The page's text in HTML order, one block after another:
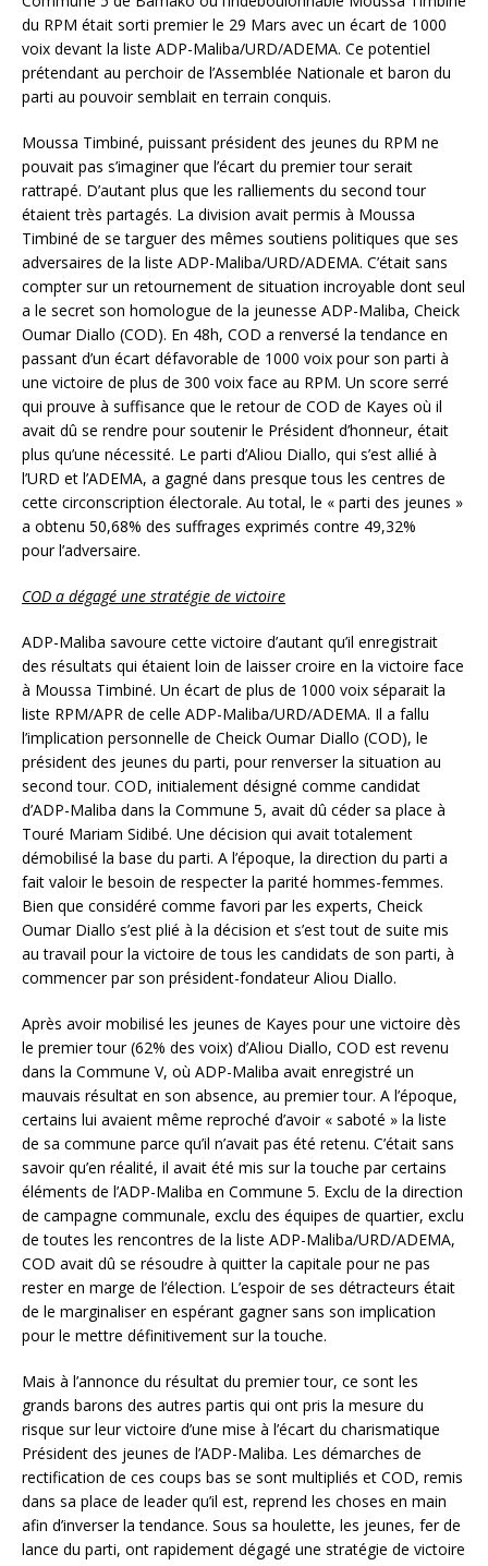
du RPM était sorti premier le 29 Mars avec un écart de 1000
voix devant la liste ADP-Maliba/URD/ADEMA. Ce potentiel
prétendant au perchoir de l’Assemblée Nationale et baron du
parti au pouvoir semblait en terrain conquis.
Moussa Timbiné, puissant président des jeunes du RPM ne
pouvait pas s’imaginer que l’écart du premier tour serait
rattrapé. D’autant plus que les ralliements du second tour
étaient très partagés. La division avait permis à Moussa
Timbiné de se targuer des mêmes soutiens politiques que ses
adversaires de la liste ADP-Maliba/URD/ADEMA. C’était sans
compter sur un retournement de situation incroyable dont seul
a le secret son homologue de la jeunesse ADP-Maliba, Cheick
Oumar Diallo (COD). En 48h, COD a renversé la tendance en
passant d’un écart défavorable de 1000 voix pour son parti à
une victoire de plus de 300 voix face au RPM. Un score serré
qui prouve à suffisance que le retour de COD de Kayes où il
avait dû se rendre pour soutenir le Président d’honneur, était
plus qu’une nécessité. Le parti d’Aliou Diallo, qui s’est allié à
l’URD et l’ADEMA, a gagné dans presque tous les centres de
cette circonscription électorale. Au total, le « parti des jeunes »
a obtenu 50,68% des suffrages exprimés contre 49,32%
pour l’adversaire.
COD a dégagé une stratégie de victoire
ADP-Maliba savoure cette victoire d’autant qu’il enregistrait
des résultats qui étaient loin de laisser croire en la victoire face
à Moussa Timbiné. Un écart de plus de 1000 voix séparait la
liste RPM/APR de celle ADP-Maliba/URD/ADEMA. Il a fallu
l’implication personnelle de Cheick Oumar Diallo (COD), le
président des jeunes du parti, pour renverser la situation au
second tour. COD, initialement désigné comme candidat
d’ADP-Maliba dans la Commune 5, avait dû céder sa place à
Touré Mariam Sidibé. Une décision qui avait totalement
démobilisé la base du parti. A l’époque, la direction du parti a
fait valoir le besoin de respecter la parité hommes-femmes.
Bien que considéré comme favori par les experts, Cheick
Oumar Diallo s’est plié à la décision et s’est tout de suite mis
au travail pour la victoire de tous les candidats de son parti, à
commencer par son président-fondateur Aliou Diallo.
Après avoir mobilisé les jeunes de Kayes pour une victoire dès
le premier tour (62% des voix) d’Aliou Diallo, COD est revenu
dans la Commune V, où ADP-Maliba avait enregistré un
mauvais résultat en son absence, au premier tour. A l’époque,
certains lui avaient même reproché d’avoir « saboté » la liste
de sa commune parce qu’il n’avait pas été retenu. C’était sans
savoir qu’en réalité, il avait été mis sur la touche par certains
éléments de l’ADP-Maliba en Commune 5. Exclu de la direction
de campagne communale, exclu des équipes de quartier, exclu
de toutes les rencontres de la liste ADP-Maliba/URD/ADEMA,
COD avait dû se résoudre à quitter la capitale pour ne pas
rester en marge de l’élection. L’espoir de ses détracteurs était
de le marginaliser en espérant gagner sans son implication
pour le mettre définitivement sur la touche.
Mais à l’annonce du résultat du premier tour, ce sont les
grands barons des autres partis qui ont pris la mesure du
risque sur leur victoire d’une mise à l’écart du charismatique
Président des jeunes de l’ADP-Maliba. Les démarches de
rectification de ces coups bas se sont multipliés et COD, remis
dans sa place de leader qu’il est, reprend les choses en main
afin d’inverser la tendance. Sous sa houlette, les jeunes, fer de
lance du parti, ont rapidement dégagé une stratégie de victoire